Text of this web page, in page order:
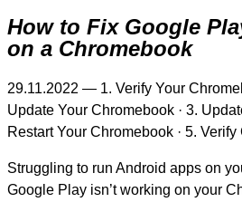
How to Fix Google
on a Chromebook
29.11.2022 — 1. Verify Your
Update Your Chromebook · 3.
Restart Your Chromebook · 5.
Struggling to run Android apps on
Google Play isn’t working on your